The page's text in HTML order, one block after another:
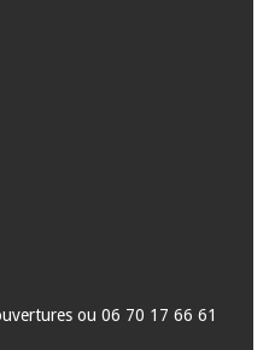
ou 06 70 17 66 61